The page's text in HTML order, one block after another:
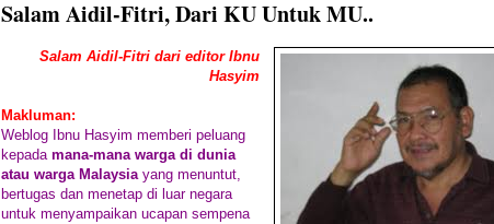
Salam Aidil-Fitri, Dari KU Untuk MU..
Salam Aidil-Fitri dari editor Ibnu
Hasyim
Makluman:
Weblog Ibnu Hasyim memberi peluang
kepada mana-mana warga di dunia
atau warga Malaysiayang menuntut,
bertugas dan menetap di luar negara
untuk menyampaikan ucapan sempena